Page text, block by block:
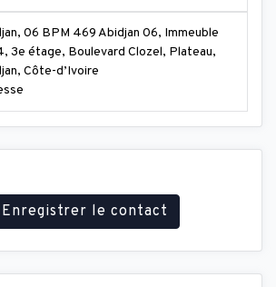
06 BPM 469 Abidjan 06, Immeuble
3e étage, Boulevard Clozel, Plateau,
Côte-d’Ivoire
Enregistrer le contact